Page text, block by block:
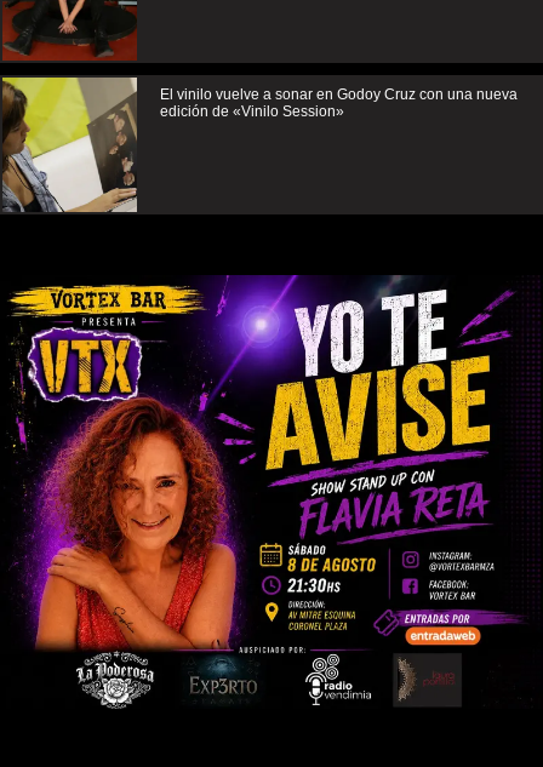
El vinilo vuelve a sonar en Godoy Cruz con una nueva
edición de «Vinilo Session»